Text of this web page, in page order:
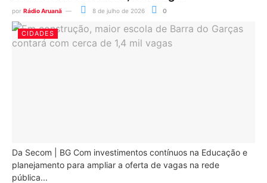
por Rádio Aruanã 8 de julho de 2026 0
CIDADES
Da Secom | BG Com investimentos contínuos na Educação e
planejamento para ampliar a oferta de vagas na rede
pública...